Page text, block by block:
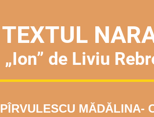
TEXTUL
„Ion” de Liviu
PÎRVULESCU MĂDĂLINA-